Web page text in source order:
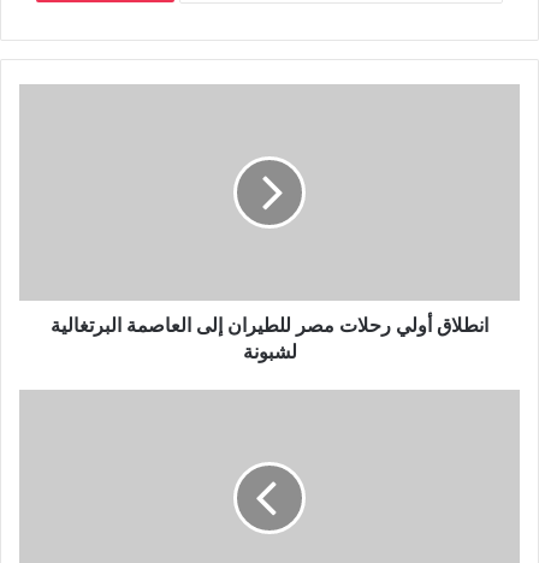
انطلاق أولي رحلات مصر للطيران إلى العاصمة البرتغالية
لشبونة